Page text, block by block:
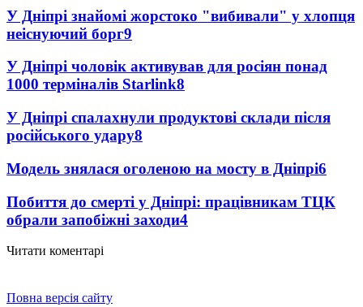
У Дніпрі знайомі жорстоко "вибивали" у хлопця
неіснуючий борг9
У Дніпрі чоловік активував для росіян понад
1000 терміналів Starlink8
У Дніпрі спалахнули продуктові склади після
російського удару8
Модель знялася оголеною на мосту в Дніпрі6
Побиття до смерті у Дніпрі: працівникам ТЦК
обрали запобіжні заходи4
Читати коментарі
Повна версія сайту